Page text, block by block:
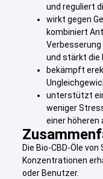
und reguliert
wirkt gegen
kombiniert
und stärkt die
bekämpft
unterstützt
weniger
einer höheren
Die Bio-CBD-Öle
Konzentrationen
oder Benutzer.